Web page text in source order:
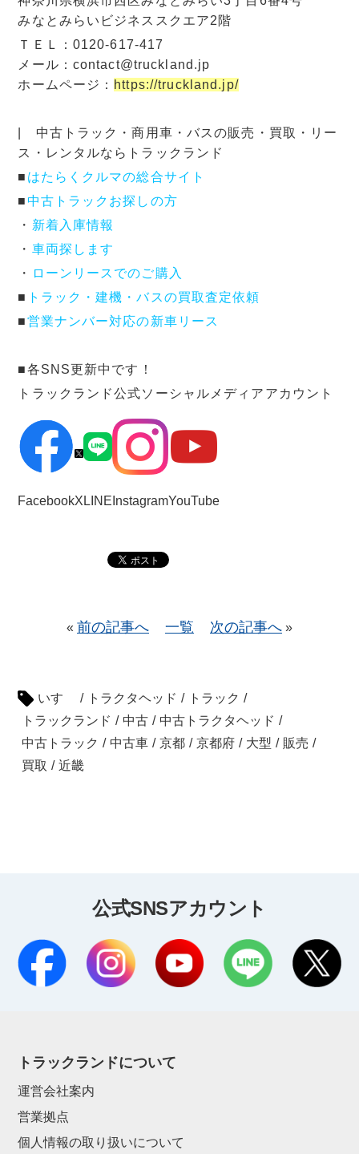
みなとみらいビジネススクエア2階
ＴＥＬ：0120-617-417
メール：contact@truckland.jp
ホームページ： https://truckland.jp/
| 中古トラック・商用車・バスの販売・買取・リー
ス・レンタルならトラックランド
■ はたらくクルマの総合サイト
■中古トラックお探しの方
・ 新着入庫情報
・ 車両探します
・
ローンリースでのご購入
■ トラック・建機・バスの買取査定依頼
■営業ナンバー対応の新車リース
■各SNS更新中です！
トラックランド公式ソーシャルメディアアカウント
FacebookX LINE InstagramYouTube
« 前の記事へ 一覧 次の記事へ »
いすゞ / トラクタヘッド / トラック /
トラックランド / 中古 / 中古トラクタヘッド /
中古トラック / 中古車 / 京都 / 京都府 / 大型 / 販売 /
買取 / 近畿
公式SNSアカウント
トラックランドについて
運営会社案内
営業拠点
個人情報の取り扱いについて